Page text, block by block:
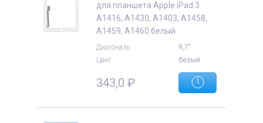
для планшета Apple iPad 3
A1416, A1430, A1403, A1458,
A1459, A1460 белый
Диагональ
9,7"
Цвет
белый
343,0 ₽